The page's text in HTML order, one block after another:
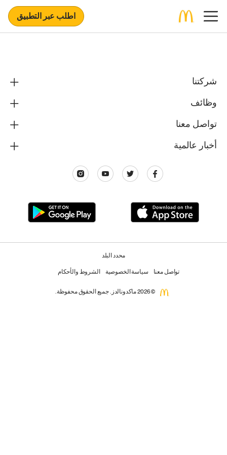
اطلب عبر التطبيق
شركتنا
وظائف
تواصل معنا
أخبار عالمية
محدد البلد
تواصل معنا سياسة الخصوصية الشروط والأحكام
© 2026 ماكدونالدز. جميع الحقوق محفوظة.